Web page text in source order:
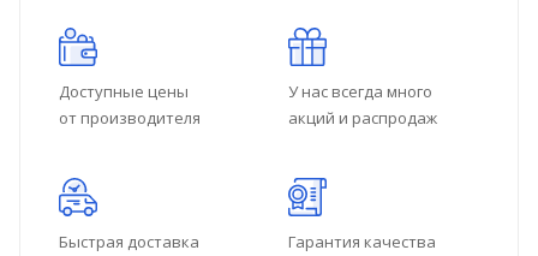
Доступные цены
от производителя
У нас всегда много
акций и распродаж
Быстрая доставка
Гарантия качества